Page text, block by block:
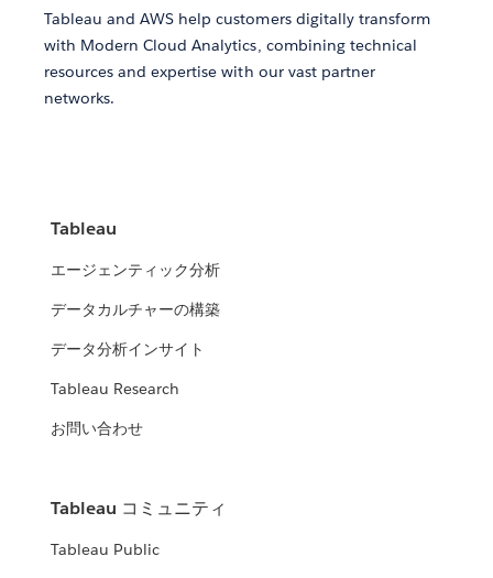
Tableau and AWS help customers digitally transform
with Modern Cloud Analytics, combining technical
resources and expertise with our vast partner
networks.
Tableau
エージェンティック分析
データカルチャーの構築
データ分析インサイト
Tableau Research
お問い合わせ
Tableau コミュニティ
Tableau Public